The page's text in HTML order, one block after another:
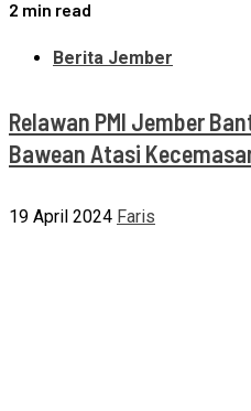
2 min read
Berita Jember
Relawan PMI Jember
Bawean Atasi
19 April 2024 Faris